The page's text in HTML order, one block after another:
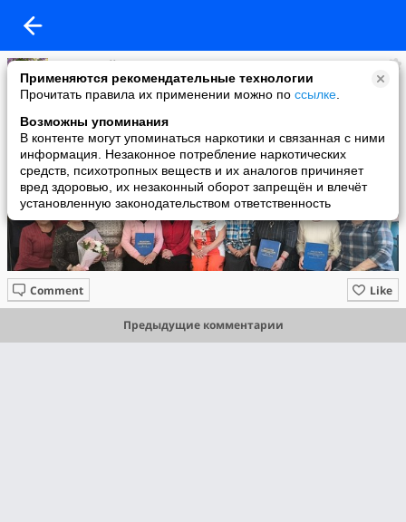
Применяются рекомендательные технологии
Прочитать правила их применении можно по ссылке
Возможны упоминания
В контенте могут упоминаться наркотики и связанная с ними
информация. Незаконное потребление наркотических
средств, психотропных веществ и их аналогов причиняет
вред здоровью, их незаконный оборот запрещён и влечёт
установленную законодательством ответственность
Лилия Баймухаметова!
added a photo
02 May в 12:02
Like
Comment
Предыдущие комментарии